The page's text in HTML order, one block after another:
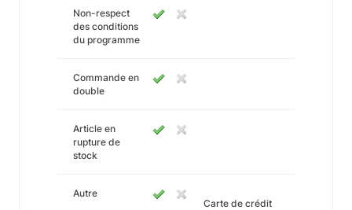
Non-respect
des conditions
du programme
Commande en
double
Article en
rupture de
stock
Autre
Carte de crédit